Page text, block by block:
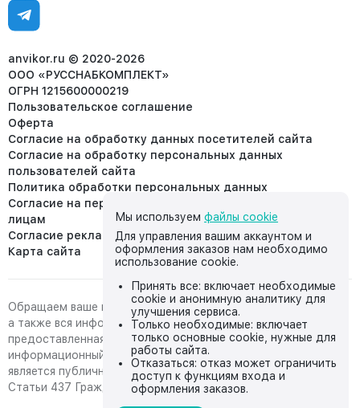
Отдел рекламации:
8 (953) 455-25-61
anvikor.ru © 2020-2026
ООО «РУССНАБКОМПЛЕКТ»
ОГРН 1215600000219
Пользовательское соглашение
Оферта
Согласие на обработку данных посетителей сайта
Согласие на обработку персональных данных
пользователей сайта
Политика обработки персональных данных
Согласие на передачу персональных данных третьим
лицам
Согласие реклама
Карта сайта
Обращаем ваше внимание на то, что данный интернет-сайт,
а также вся информация о товарах и ценах,
предоставленная на нём, носит исключительно
информационный характер и ни при каких условиях не
является публичной офертой, определяемой положениями
Статьи 437 Гражданского кодекса Российской Федерации.
Мы используем файлы cookie
Для управления вашим аккаунтом и
оформления заказов нам необходимо
использование cookie.
Принять все: включает необходимые
cookie и анонимную аналитику для
улучшения сервиса.
Только необходимые: включает
только основные cookie, нужные для
работы сайта.
Отказаться: отказ может ограничить
доступ к функциям входа и
оформления заказов.